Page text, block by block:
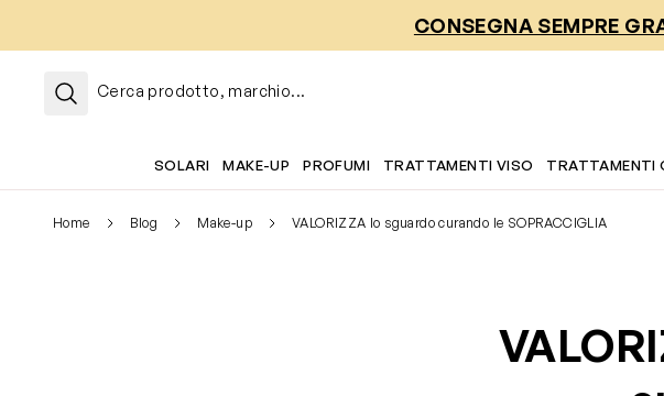
CONSEGNA SEMPRE
Cerca prodotto, marchio...
SOLARI MAKE-UP PROFUMI TRATTAMENTI VISO TRATTAMENTI
Home Blog Make-up VALORIZZA lo sguardo curando le SOPRACCIGLIA